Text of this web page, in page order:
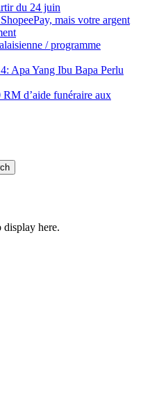
du 24 juin
mais votre argent
/ programme
Apa Yang Ibu Bapa Perlu
d’aide funéraire aux
display here.